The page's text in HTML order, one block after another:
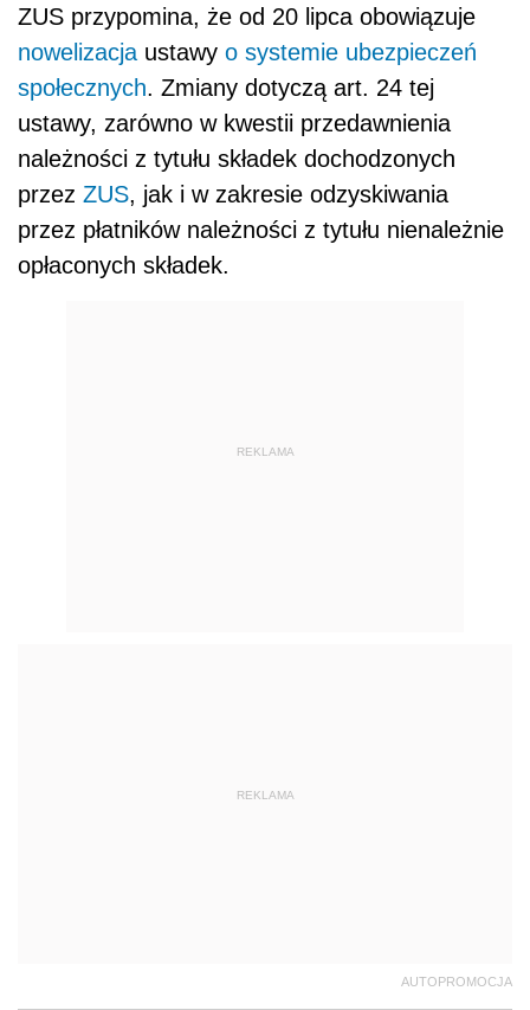
ZUS przypomina, że od 20 lipca obowiązuje
nowelizacja ustawy o systemie ubezpieczeń
społecznych. Zmiany dotyczą art. 24 tej
ustawy, zarówno w kwestii przedawnienia
należności z tytułu składek dochodzonych
przez ZUS, jak i w zakresie odzyskiwania
przez płatników należności z tytułu nienależnie
opłaconych składek.
REKLAMA
REKLAMA
AUTOPROMOCJA